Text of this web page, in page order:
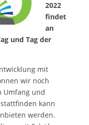
2022
findet
an
und Tag der
mit
wir noch
Umfang und
kann
werden.